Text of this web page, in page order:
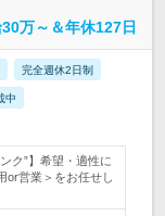
万～＆年休127日
完全週休2日制
中
ク”】希望・適性に
or営業＞をお任せし